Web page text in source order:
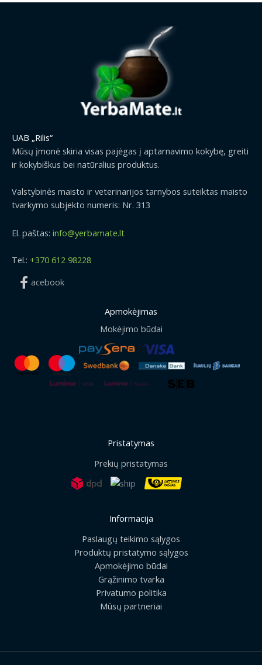
UAB „Rilis“
Mūsų įmonė skiria visas pajėgas į aptarnavimo kokybę, greiti
ir kokybiškus bei natūralius produktus.
Valstybinės maisto ir veterinarijos tarnybos suteiktas maisto
tvarkymo subjekto numeris: Nr. 313
El. paštas: info@yerbamate.lt
Tel.: +370 612 98228
acebook
Apmokėjimas
Mokėjimo būdai
Pristatymas
Prekių pristatymas
Informacija
Paslaugų teikimo sąlygos
Produktų pristatymo sąlygos
Apmokėjimo būdai
Grąžinimo tvarka
Privatumo politika
Mūsų partneriai